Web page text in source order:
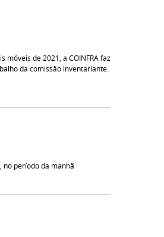
de 2021, a COINFRA faz
da comissão inventariante.
no período da manhã